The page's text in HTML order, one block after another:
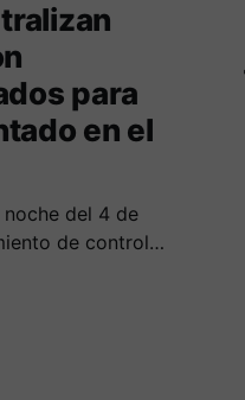
para
en el
del 4 de
de control